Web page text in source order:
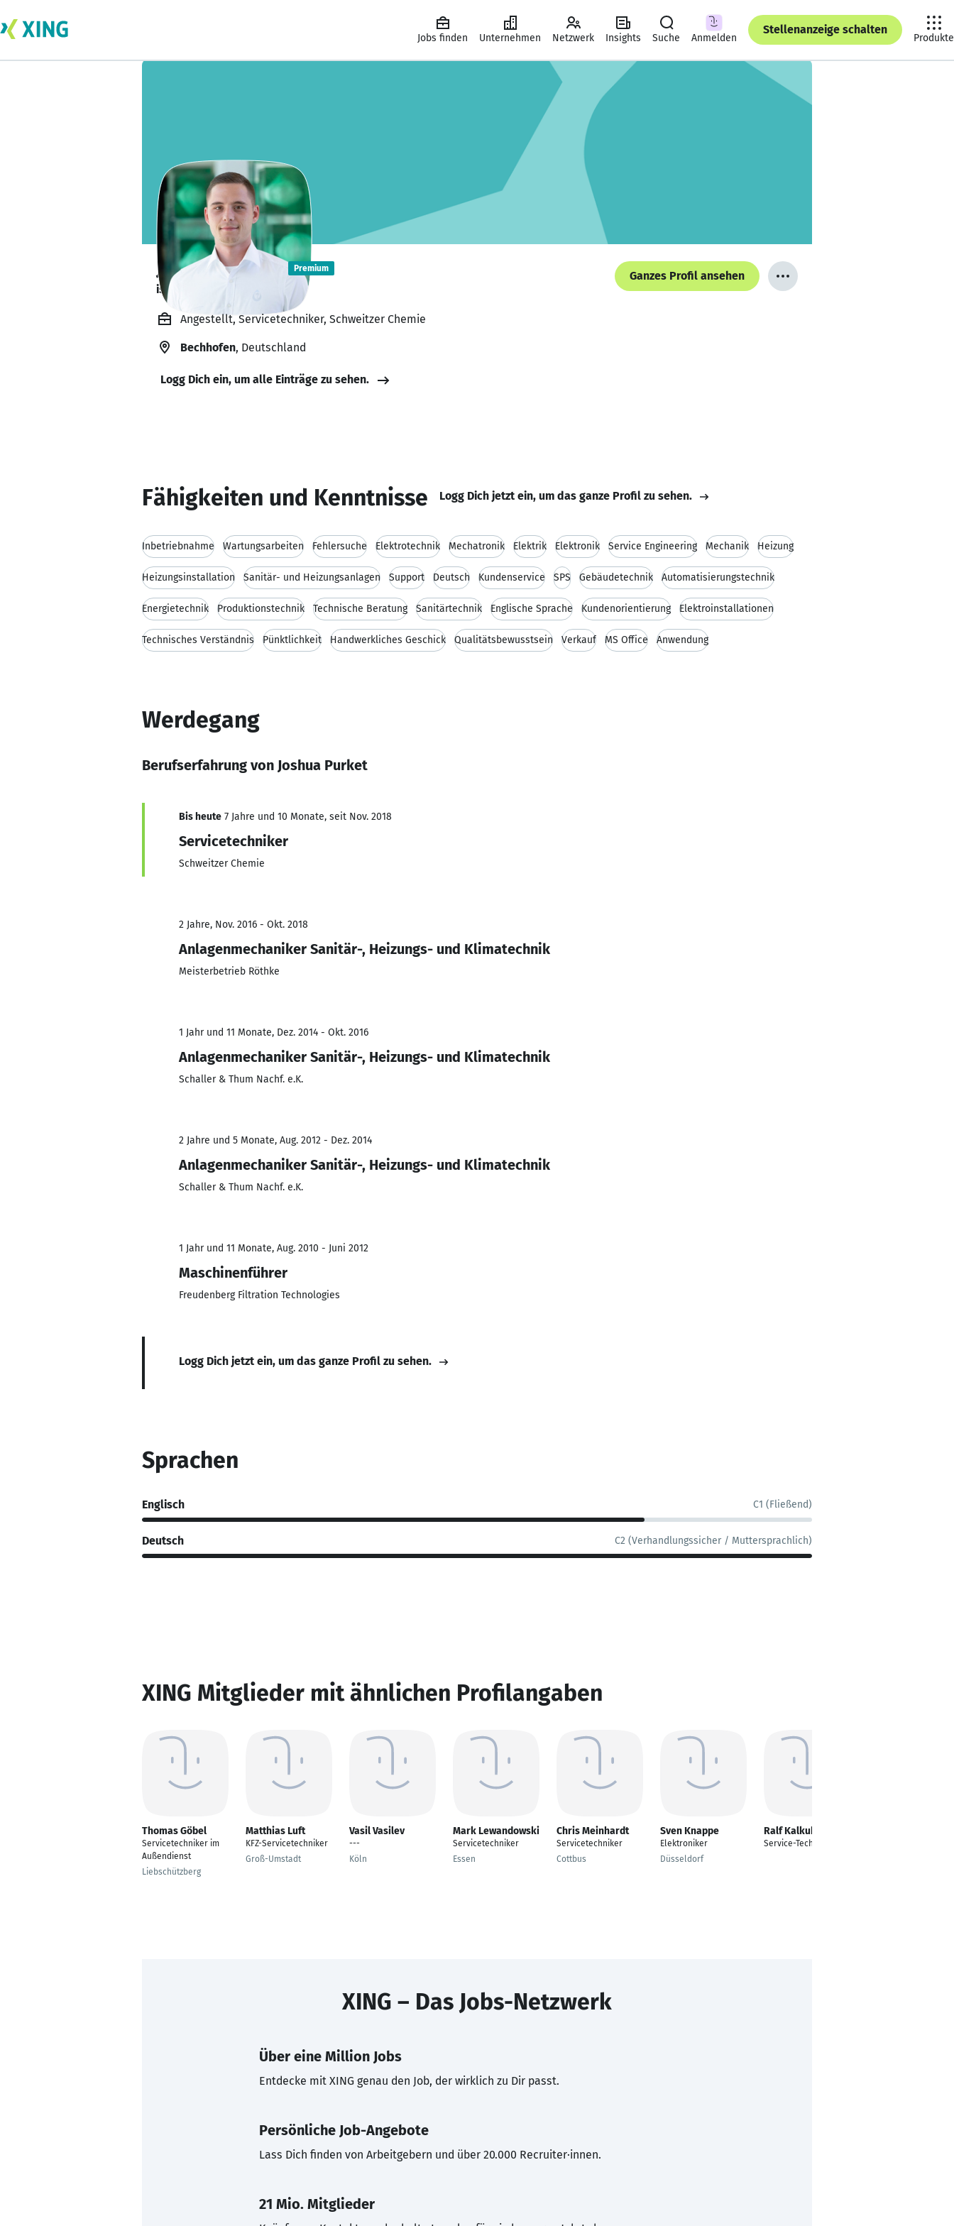
Jobs finden Unternehmen Netzwerk Insights Suche Anmelden
Stellenanzeige schalten
Produkte
Joshua Purket Premium
ist offen für Projekte. 🔎
Ganzes Profil ansehen
Angestellt, Servicetechniker, Schweitzer Chemie
Bechhofen, Deutschland
Logg Dich ein, um alle Einträge zu sehen.
Fähigkeiten und Kenntnisse Logg Dich jetzt ein, um das ganze Profil zu sehen.
Inbetriebnahme Wartungsarbeiten Fehlersuche Elektrotechnik Mechatronik Elektrik Elektronik Service Engineering Mechanik Heizung
Heizungsinstallation Sanitär- und Heizungsanlagen Support Deutsch Kundenservice SPS Gebäudetechnik Automatisierungstechnik
Energietechnik Produktionstechnik Technische Beratung Sanitärtechnik Englische Sprache Kundenorientierung Elektroinstallationen
Technisches Verständnis Pünktlichkeit Handwerkliches Geschick Qualitätsbewusstsein Verkauf MS Office Anwendung
Werdegang
Berufserfahrung von Joshua Purket
Bis heute 7 Jahre und 10 Monate, seit Nov. 2018
Servicetechniker
Schweitzer Chemie
2 Jahre, Nov. 2016 - Okt. 2018
Anlagenmechaniker Sanitär-, Heizungs- und Klimatechnik
Meisterbetrieb Röthke
1 Jahr und 11 Monate, Dez. 2014 - Okt. 2016
Anlagenmechaniker Sanitär-, Heizungs- und Klimatechnik
Schaller & Thum Nachf. e.K.
2 Jahre und 5 Monate, Aug. 2012 - Dez. 2014
Anlagenmechaniker Sanitär-, Heizungs- und Klimatechnik
Schaller & Thum Nachf. e.K.
1 Jahr und 11 Monate, Aug. 2010 - Juni 2012
Maschinenführer
Freudenberg Filtration Technologies
Logg Dich jetzt ein, um das ganze Profil zu sehen.
Sprachen
Englisch C1 (Fließend)
Deutsch C2 (Verhandlungssicher / Muttersprachlich)
XING Mitglieder mit ähnlichen Profilangaben
Thomas Göbel
Servicetechniker im
Außendienst
Liebschützberg
Matthias Luft
KFZ-Servicetechniker
Groß-Umstadt
Vasil Vasilev
---
Köln
Mark Lewandowski
Servicetechniker
Essen
Chris Meinhardt
Servicetechniker
Cottbus
Sven Knappe
Elektroniker
Düsseldorf
Ralf Kalkuhl
Service-Techniker
XING – Das Jobs-Netzwerk
Über eine Million Jobs
Entdecke mit XING genau den Job, der wirklich zu Dir passt.
Persönliche Job-Angebote
Lass Dich finden von Arbeitgebern und über 20.000 Recruiter·innen.
21 Mio. Mitglieder